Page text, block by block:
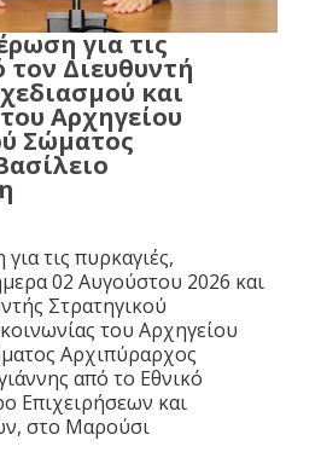
για τις
Διευθυντή
και
Αρχηγείου
Σώματος
τις πυρκαγιές,
02 Αυγούστου 2026 και
Στρατηγικού
του Αρχηγείου
Αρχιπύραρχος
από το Εθνικό
Επιχειρήσεων και
στο Μαρούσι